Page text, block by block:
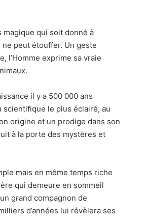
qui soit donné à
ne peut étouffer. Un geste
l’Homme exprime sa vraie
il y a 500 000 ans
scientifique le plus éclairé, au
origine et un prodige dans son
à la porte des mystères et
mais en même temps riche
qui demeure en sommeil
grand compagnon de
d’années lui révèlera ses